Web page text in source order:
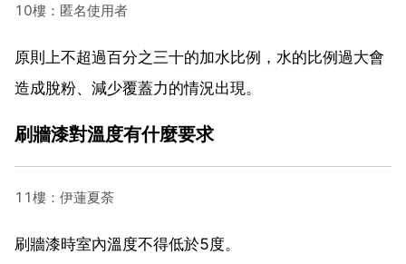
10樓：匿名使用者
原則上不超過百分之三十的加水比例，水的比例過大會
造成脫粉、減少覆蓋力的情況出現。
刷牆漆對溫度有什麼要求
11樓：伊蓮夏荼
刷牆漆時室內溫度不得低於5度。